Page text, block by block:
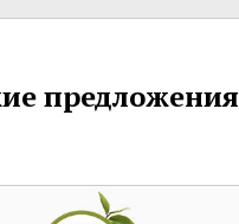
предложения